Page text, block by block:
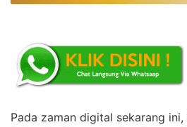
Pada zaman digital sekarang